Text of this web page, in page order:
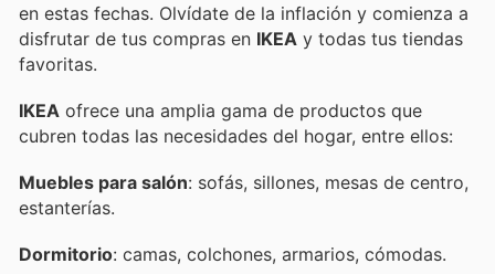
en estas fechas. Olvídate de la inflación y comienza a
disfrutar de tus compras en IKEA y todas tus tiendas
favoritas.
IKEA ofrece una amplia gama de productos que
cubren todas las necesidades del hogar, entre ellos:
Muebles para salón: sofás, sillones, mesas de centro,
estanterías.
Dormitorio: camas, colchones, armarios, cómodas.